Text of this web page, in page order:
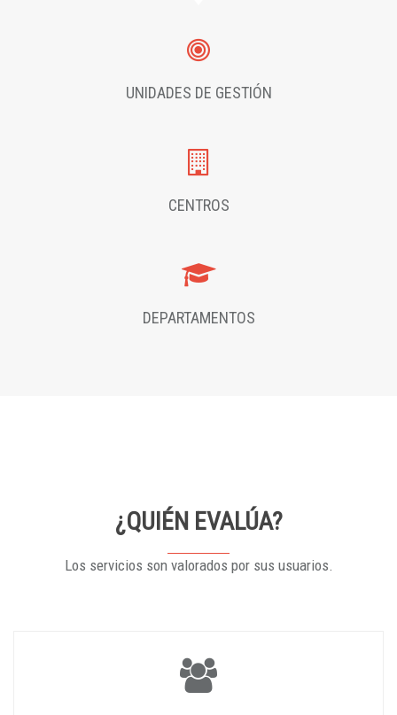
UNIDADES DE GESTIÓN
CENTROS
DEPARTAMENTOS
¿QUIÉN EVALÚA?
Los servicios son valorados por sus usuarios.